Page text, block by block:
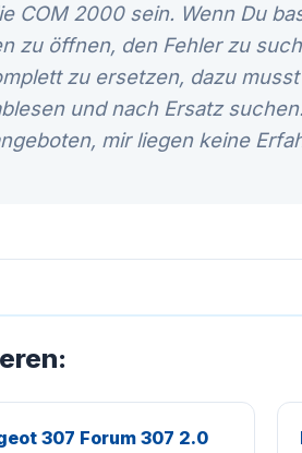
COM 2000 sein. Wenn Du
zu öffnen, den Fehler zu
zu ersetzen, dazu
und nach Ersatz
mir liegen keine
307 Forum 307 2.0